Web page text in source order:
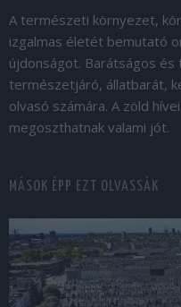
A természeti környezet,
izgalmas életét bemutató
újdonságot. Barátságos és
természetjáró, állatbarát,
olvasó számára. A zöld
megoszthatnak valami jót.
MÁSOK ÉPP EZT OLVASSÁK